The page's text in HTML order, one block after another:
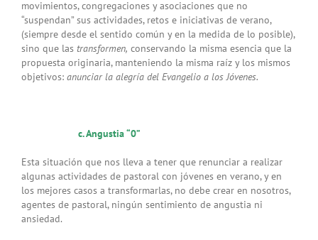
movimientos, congregaciones y asociaciones que no
“suspendan” sus actividades, retos e iniciativas de verano,
(siempre desde el sentido común y en la medida de lo posible),
sino que las transformen, conservando la misma esencia que la
propuesta originaria, manteniendo la misma raíz y los mismos
objetivos: anunciar la alegría del Evangelio a los Jóvenes.
c. Angustia “0”
Esta situación que nos lleva a tener que renunciar a realizar
algunas actividades de pastoral con jóvenes en verano, y en
los mejores casos a transformarlas, no debe crear en nosotros,
agentes de pastoral, ningún sentimiento de angustia ni
ansiedad.